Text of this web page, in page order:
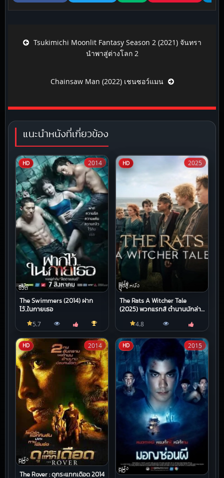
Post navigation
Tsukimichi Moonlit Fantasy Season 2 (2021) จันทรา
นำพาสู่ต่างโลก 2
Chainsaw Man (2022) เชนซอว์แมน
แนะนำหนังที่เกี่ยวข้อง
HD
หนัง
ชีวิต
The Swimmers (2014) ฝาก
ไว้..ในกายเธอ
2014
5.7
HD
หนัง
ต่อสู้,หนัง
บู๊
The Rats A Witcher Tale
(2025) พวกแรทส์ ตำนานนักล่า
2025
4.8
HD
หนัง
HD
The Rover : ดุกระแทกเดือด 2014
2014 HD
หนัง
HD
2015